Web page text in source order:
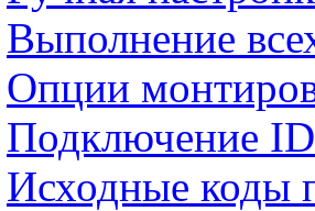
Выполнение
Опции
Подключение
Исходные коды